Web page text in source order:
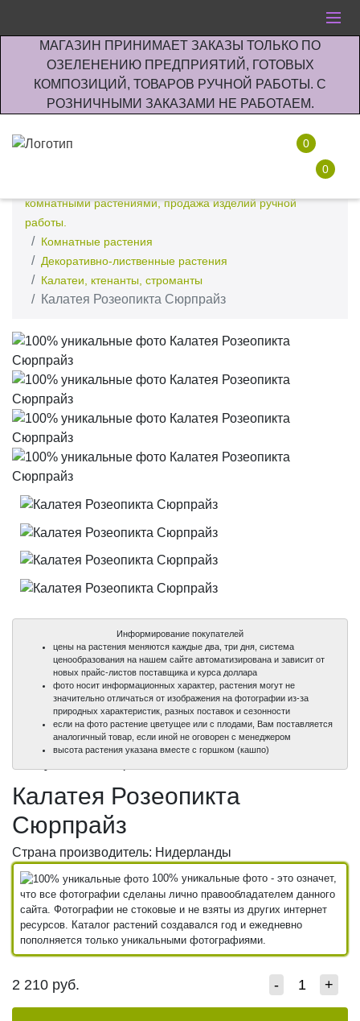
МАГАЗИН ПРИНИМАЕТ ЗАКАЗЫ ТОЛЬКО ПО
ОЗЕЛЕНЕНИЮ ПРЕДПРИЯТИЙ, ГОТОВЫХ
КОМПОЗИЦИЙ, ТОВАРОВ РУЧНОЙ РАБОТЫ. С
РОЗНИЧНЫМИ ЗАКАЗАМИ НЕ РАБОТАЕМ.
0
0
комнатными растениями, продажа изделий ручной
работы.
Комнатные растения
Декоративно-лиственные растения
Калатеи, ктенанты, строманты
Калатея Розеопикта Сюрпрайз
100%
100%
100%
100%
Информирование покупателей
цены на растения меняются каждые два, три дня, система
ценообразования на нашем сайте автоматизирована и зависит от
новых прайс-листов поставщика и курса доллара
фото носит информационных характер, растения могут не
значительно отличаться от изображения на фотографии из-за
природных характеристик, разных поставок и сезонности
если на фото растение цветущее или с плодами, Вам поставляется
аналогичный товар, если иной не оговорен с менеджером
высота растения указана вместе с горшком (кашпо)
Калатея Розеопикта
Сюрпрайз
Страна производитель: Нидерланды
100% уникальные фото - это означет,
что все фотографии сделаны лично правообладателем данного
сайта. Фотографии не стоковые и не взяты из других интернет
ресурсов. Каталог растений создавался год и ежедневно
пополняется только уникальными фотографиями.
2 210 руб. - +